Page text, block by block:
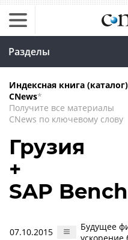
Разделы
Индексная книга (каталог)
CNews*
Получите все материалы
CNews по ключевому слову
Грузия
+
SAP
07.10.2015
Будущее